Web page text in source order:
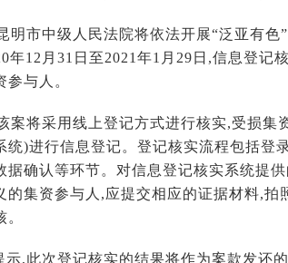
明市中级人民法院将依法开展“泛亚有
年12月31日至2021年1月29日,信息登记
与人。
案将采用线上登记方式进行核实,受损
统)进行信息登记。登记核实流程包括登
据确认等环节。对信息登记核实系统提
的集资参与人,应提交相应的证据材料,
示,此次登记核实的结果将作为案款发还